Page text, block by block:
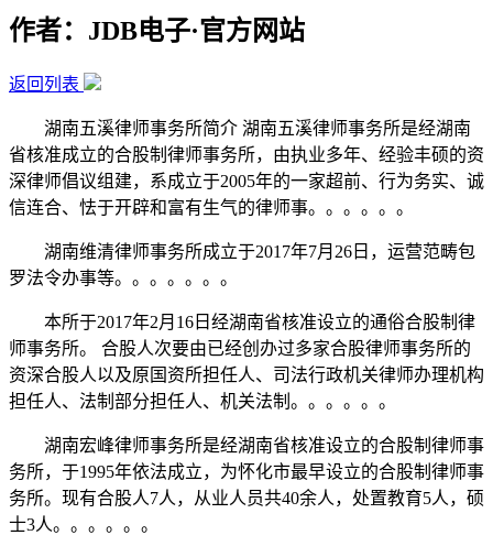
作者：JDB电子·官方网站
返回列表
湖南五溪律师事务所简介 湖南五溪律师事务所是经湖南
省核准成立的合股制律师事务所，由执业多年、经验丰硕的资
深律师倡议组建，系成立于2005年的一家超前、行为务实、诚
信连合、怯于开辟和富有生气的律师事。。。。。。
湖南维清律师事务所成立于2017年7月26日，运营范畴包
罗法令办事等。。。。。。。
本所于2017年2月16日经湖南省核准设立的通俗合股制律
师事务所。 合股人次要由已经创办过多家合股律师事务所的
资深合股人以及原国资所担任人、司法行政机关律师办理机构
担任人、法制部分担任人、机关法制。。。。。。
湖南宏峰律师事务所是经湖南省核准设立的合股制律师事
务所，于1995年依法成立，为怀化市最早设立的合股制律师事
务所。现有合股人7人，从业人员共40余人，处置教育5人，硕
士3人。。。。。。